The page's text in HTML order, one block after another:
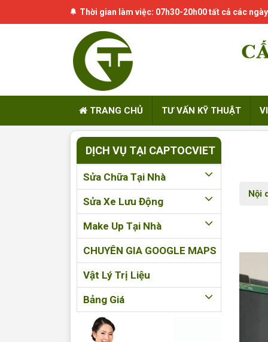
Thời gian làm việc: 07h30-20h00 tất cả các
TRANG CHỦ TƯ VẤN KỸ THUẬT
DỊCH VỤ TẠI CAPTOCVIET
Sửa Chữa Tại Nhà
Sửa Xe Lưu Động
Make Up Tại Nhà
CHUYÊN GIA GOOGLE MAPS
Vật Lý Trị Liệu
Bảng Giá
Nội